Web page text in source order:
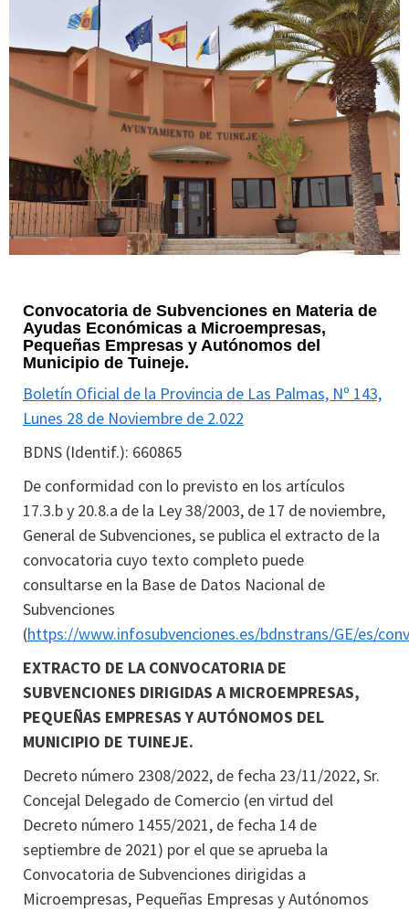
Convocatoria de Subvenciones en Materia de
Ayudas Económicas a Microempresas,
Pequeñas Empresas y Autónomos del
Municipio de Tuineje.
Boletín Oficial de la Provincia de Las Palmas, Nº 143,
Lunes 28 de Noviembre de 2.022
BDNS (Identif.): 660865
De conformidad con lo previsto en los artículos
17.3.b y 20.8.a de la Ley 38/2003, de 17 de noviembre,
General de Subvenciones, se publica el extracto de la
convocatoria cuyo texto completo puede
consultarse en la Base de Datos Nacional de
Subvenciones
(https://www.infosubvenciones.es/bdnstrans/GE/es/
EXTRACTO DE LA CONVOCATORIA DE
SUBVENCIONES DIRIGIDAS A MICROEMPRESAS,
PEQUEÑAS EMPRESAS Y AUTÓNOMOS DEL
MUNICIPIO DE TUINEJE.
Decreto número 2308/2022, de fecha 23/11/2022, Sr.
Concejal Delegado de Comercio (en virtud del
Decreto número 1455/2021, de fecha 14 de
septiembre de 2021) por el que se aprueba la
Convocatoria de Subvenciones dirigidas a
Microempresas, Pequeñas Empresas y Autónomos